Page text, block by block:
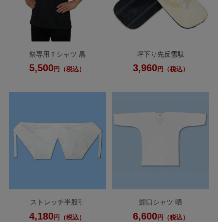
祭専用Ｔシャツ 黒
5,500 円（税込）
坪下り先反雪駄
3,960円（税込）
ストレッチ半股引
4,180円（税込）
鯉口シャツ 晒
6,600円（税込）